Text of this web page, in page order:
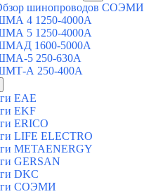
шинопроводов СОЭМИ
4 1250-4000А
5 1250-4000А
1600-5000А
5 250-630А
А 250-400А
EAE
EKF
ERICO
LIFE ELECTRO
METAENERGY
GERSAN
DKC
СОЭМИ